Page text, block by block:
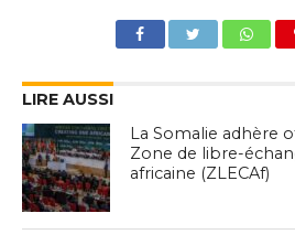
LIRE AUSSI
La Somalie adhère
Zone de libre-
africaine (ZLECAf)